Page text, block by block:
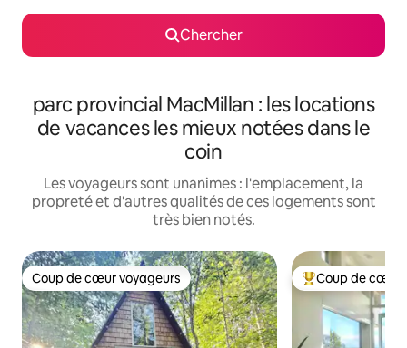
Chercher
parc provincial MacMillan : les locations
de vacances les mieux notées dans le
coin
Les voyageurs sont unanimes : l'emplacement, la
propreté et d'autres qualités de ces logements sont
très bien notés.
Coup de cœur voyageurs
Coup de cœur voyageurs Coup de cœur
Coup de cœur